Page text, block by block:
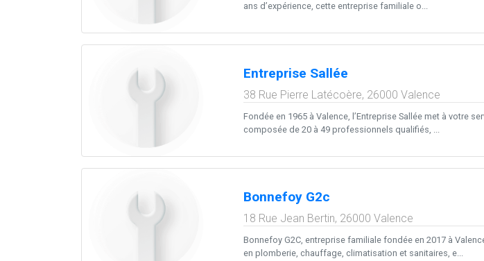
ans d’expérience, cette entreprise familiale o...
Entreprise Sallée
38 Rue Pierre Latécoère, 26000 Valence
Fondée en 1965 à Valence, l’Entreprise Sallée met à votre
composée de 20 à 49 professionnels qualifiés, ...
Bonnefoy G2c
18 Rue Jean Bertin, 26000 Valence
Bonnefoy G2C, entreprise familiale fondée en 2017 à
en plomberie, chauffage, climatisation et sanitaires, e...